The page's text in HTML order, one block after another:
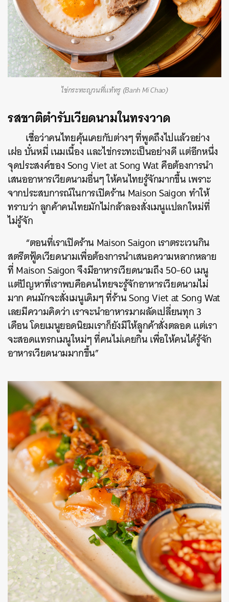
ไข่กระทะญวนที่แท้ทรู (Banh Mi Chao)
รสชาติตำรับเวียดนามในทรงวาด
เชื่อว่าคนไทยคุ้นเคยกับต่างๆ ที่พูดถึงไปแล้วอย่าง
เฝอ บั๋นหมี่ เนมเนื้อง และไข่กระทะเป็นอย่างดี แต่อีกหนึ่ง
จุดประสงค์ของ Song Viet at Song Wat คือต้องการนำ
เสนออาหารเวียดนามอื่นๆ ให้คนไทยรู้จักมากขึ้น เพราะ
จากประสบการณ์ในการเปิดร้าน Maison Saigon ทำให้
ทราบว่า ลูกค้าคนไทยมักไม่กล้าลองสั่งเมนูแปลกใหม่ที่
ไม่รู้จัก
“ตอนที่เราเปิดร้าน Maison Saigon เราตระเวนกิน
สตรีตฟู้ดเวียดนามเพื่อต้องการนำเสนอความหลากหลาย
ที่ Maison Saigon จึงมีอาหารเวียดนามถึง 50-60 เมนู
แต่ปัญหาที่เราพบคือคนไทยจะรู้จักอาหารเวียดนามไม่
มาก คนมักจะสั่งเมนูเดิมๆ ที่ร้าน Song Viet at Song Wat
เลยมีความคิดว่า เราจะนำอาหารมาผลัดเปลี่ยนทุก 3
เดือน โดยเมนูยอดนิยมเราก็ยังมีให้ลูกค้าสั่งตลอด แต่เรา
จะสอดแทรกเมนูใหม่ๆ ที่คนไม่เคยกิน เพื่อให้คนได้รู้จัก
อาหารเวียดนามมากขึ้น”